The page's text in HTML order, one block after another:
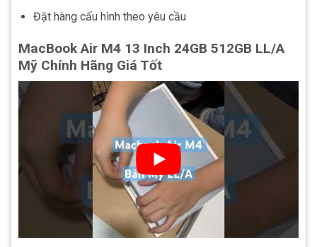
Đặt hàng cấu hình theo yêu cầu
MacBook Air M4 13 Inch 24GB 512GB LL/A
Mỹ Chính Hãng Giá Tốt